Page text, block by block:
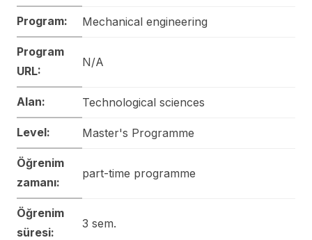
Program: Mechanical engineering
Program
URL:
N/A
Alan: Technological sciences
Level: Master's Programme
Öğrenim
zamanı:
part-time programme
Öğrenim
süresi:
3 sem.